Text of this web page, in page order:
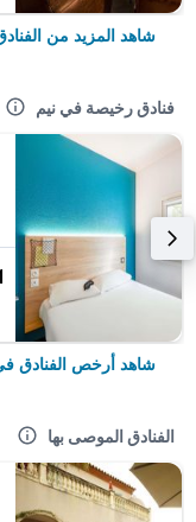
شاهد المزيد من
فنادق رخيصة في نيم
شاهد أرخص الفنادق
الفنادق الموصى بها